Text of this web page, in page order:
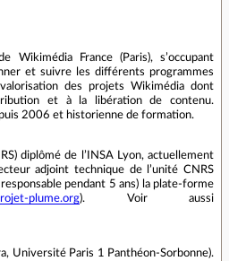
Wikimédia France (Paris), s’occupant
et suivre les différents programmes
des projets Wikimédia dont
et à la libération de contenu.
2006 et historienne de formation.
diplômé de l’INSA Lyon, actuellement
adjoint technique de l’unité CNRS
pendant 5 ans) la plate-forme
plume.org). Voir aussi
Université Paris 1 Panthéon-Sorbonne).